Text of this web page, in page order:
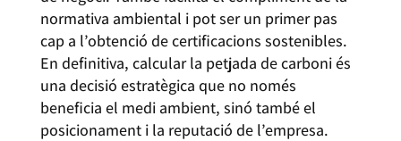
normativa ambiental i pot ser un primer pas
cap a l’obtenció de certificacions sostenibles.
En definitiva, calcular la petjada de carboni és
una decisió estratègica que no només
beneficia el medi ambient, sinó també el
posicionament i la reputació de l’empresa.